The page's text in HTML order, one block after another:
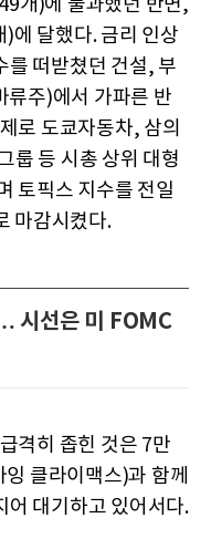
개)에 불과했던 반면,
에 달했다. 금리 인상
를 떠받쳤던 건설, 부
류주)에서 가파른 반
로 도쿄자동차, 삼의
룹 등 시총 상위 대형
토픽스 지수를 전일
마감시켰다.
시선은 미 FOMC
격히 좁힌 것은 7만
클라이맥스)과 함께
어 대기하고 있어서다.